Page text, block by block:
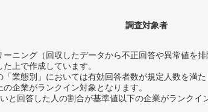
調査対象者
ニング（回収したデータから不正回答や異常値を排
上で作成しています。
業態別」においては有効回答者数が規定人数を満
企業がランクイン対象となります。
回答した人の割合が基準値以下の企業がランクイ